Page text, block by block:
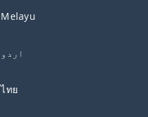
Melayu
اردو
ไทย